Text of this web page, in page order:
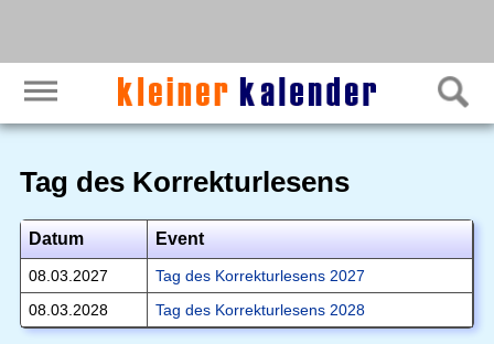
Tag des Korrekturlesens
Datum Event
08.03.2027
Tag des Korrekturlesens 2027
08.03.2028
Tag des Korrekturlesens 2028